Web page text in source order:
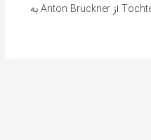
آهنگ آلمانی Tochterkomplex از Anton Bruckner به